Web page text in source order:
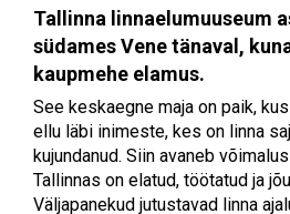
Tallinna linnaelumuuseum
südames Vene tänaval,
kaupmehe elamus.
See keskaegne maja on paik,
ellu läbi inimeste, kes on linna
kujundanud. Siin avaneb
Tallinnas on elatud, töötatud ja
Väljapanekud jutustavad linna